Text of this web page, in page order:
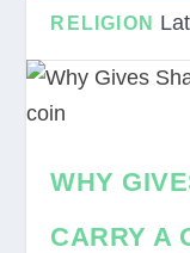
RELIGION
WHY
CARRY A